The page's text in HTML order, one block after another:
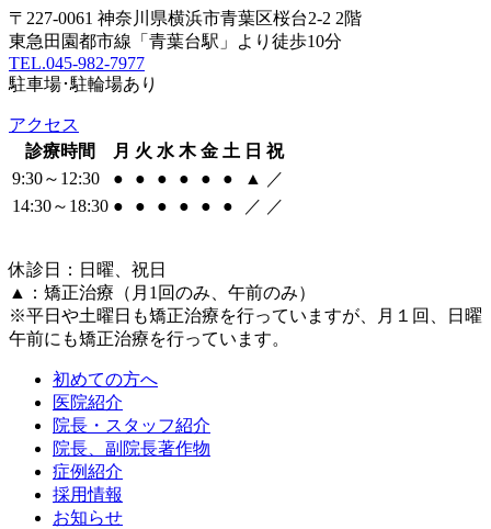
〒227-0061 神奈川県横浜市青葉区桜台2-2 2階
東急田園都市線「青葉台駅」より徒歩10分
TEL.045-982-7977
駐車場･駐輪場あり
アクセス
診療時間
月 火 水 木 金 土 日 祝
9:30～12:30
● ● ● ● ● ● ▲
／
14:30～18:30 ● ● ● ● ● ● ／ ／
休診日：日曜、祝日
▲：矯正治療（月1回のみ、午前のみ）
※平日や土曜日も矯正治療を行っていますが、月１回、日曜
午前にも矯正治療を行っています。
初めての方へ
医院紹介
院長・スタッフ紹介
院長、副院長著作物
症例紹介
採用情報
お知らせ